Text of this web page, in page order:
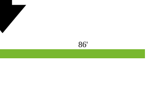
86'